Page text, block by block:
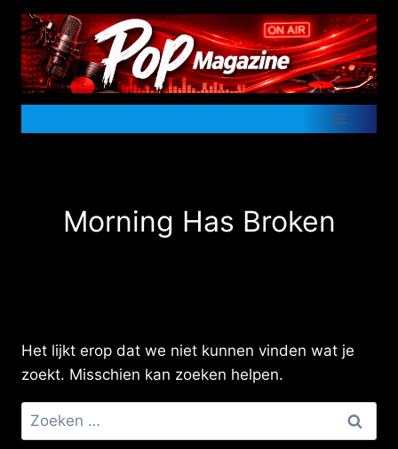
Doorgaan
naar
inhoud
Morning Has Broken
Het lijkt erop dat we niet kunnen vinden wat je
zoekt. Misschien kan zoeken helpen.
Zoeken
naar: